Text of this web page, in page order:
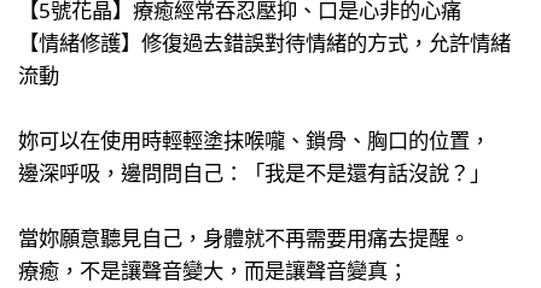
【5號花晶】療癒經常吞忍壓抑、口是心非的心痛
【情緒修護】修復過去錯誤對待情緒的方式，允許情緒
流動
妳可以在使用時輕輕塗抹喉嚨、鎖骨、胸口的位置，
邊深呼吸，邊問問自己：「我是不是還有話沒說？」
當妳願意聽見自己，身體就不再需要用痛去提醒。
療癒，不是讓聲音變大，而是讓聲音變真；